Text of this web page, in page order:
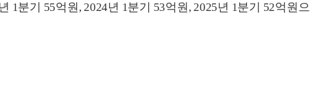
1분기 55억원, 2024년 1분기 53억원, 2025년 1분기 52억원으